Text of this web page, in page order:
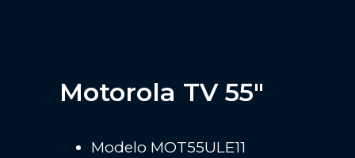
Motorola TV 55"
Modelo MOT55ULE11